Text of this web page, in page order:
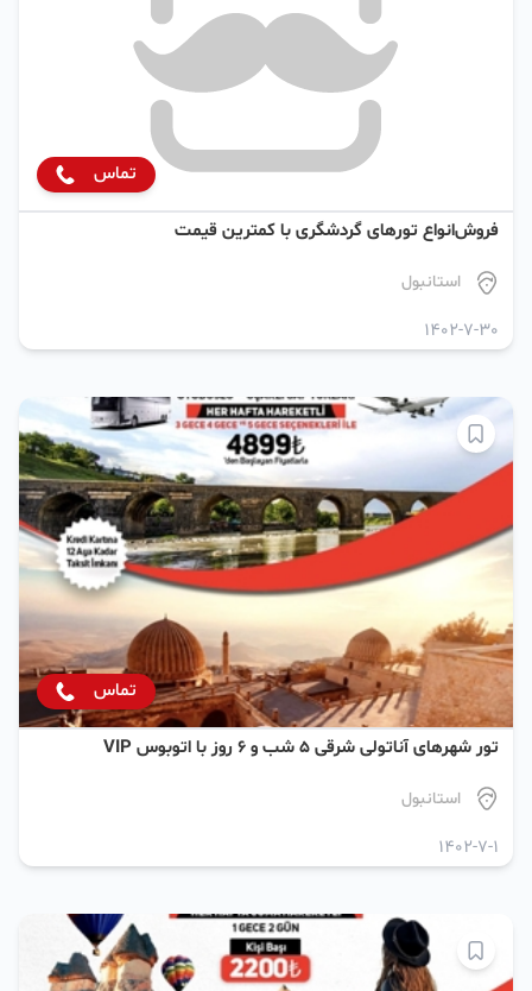
تماس
فروش‌انواع تورهای گردشگری با کمترین قیمت
استانبول
1402-7-30
تماس
تور شهرهای آناتولی شرقی ۵ شب و ۶ روز با اتوبوس VIP
استانبول
1402-7-1